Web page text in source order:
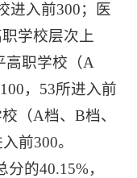
进入前300；医
学校层次上
高职学校（A
，53所进入前
（A档、B档、
前300。
的40.15%，